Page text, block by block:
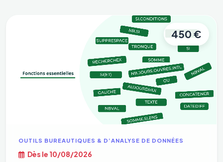
450 €
OUTILS BUREAUTIQUES & D’ANALYSE DE DONNÉES
Dès le 10/08/2026